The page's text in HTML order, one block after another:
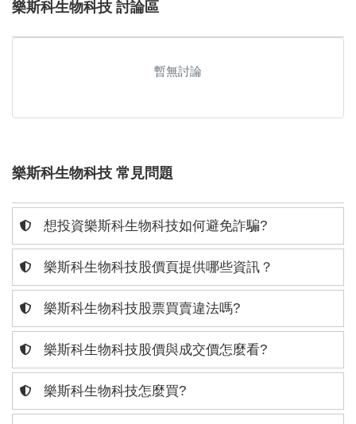
樂斯科生物科技 討論區
暫無討論
樂斯科生物科技 常見問題
想投資樂斯科生物科技如何避免詐騙?
樂斯科生物科技股價頁提供哪些資訊？
樂斯科生物科技股票買賣違法嗎?
樂斯科生物科技股價與成交價怎麼看?
樂斯科生物科技怎麼買?